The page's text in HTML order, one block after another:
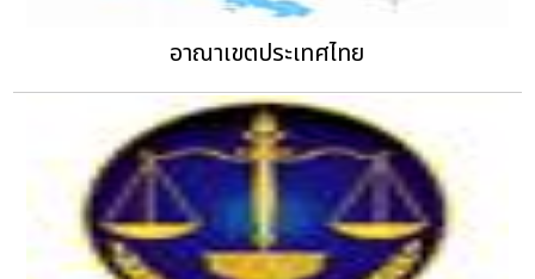
อาณาเขตประเทศไทย